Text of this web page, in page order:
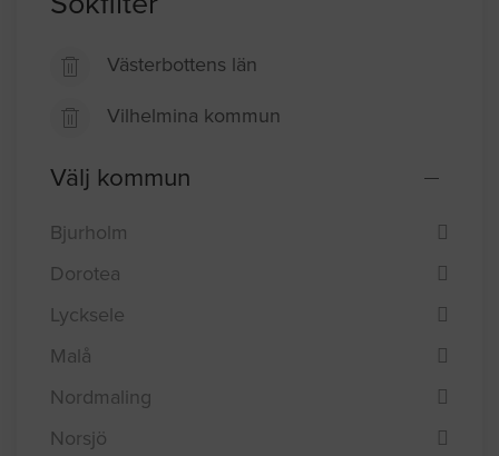
Västerbottens län
Vilhelmina kommun
Välj kommun
Bjurholm
Dorotea
Lycksele
Malå
Nordmaling
Norsjö